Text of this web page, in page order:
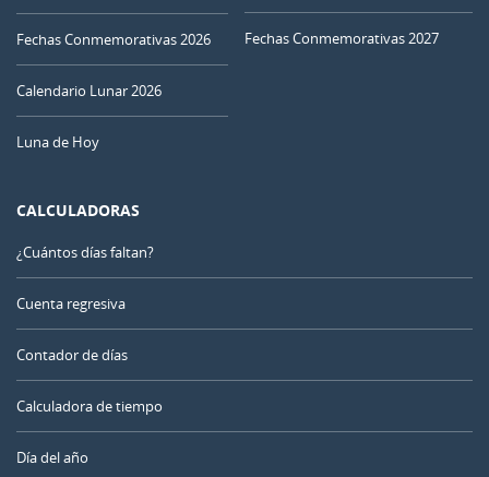
Fechas Conmemorativas 2026
Calendario Lunar 2026
Luna de Hoy
Fechas Conmemorativas 2027
CALCULADORAS
¿Cuántos días faltan?
Cuenta regresiva
Contador de días
Calculadora de tiempo
Día del año